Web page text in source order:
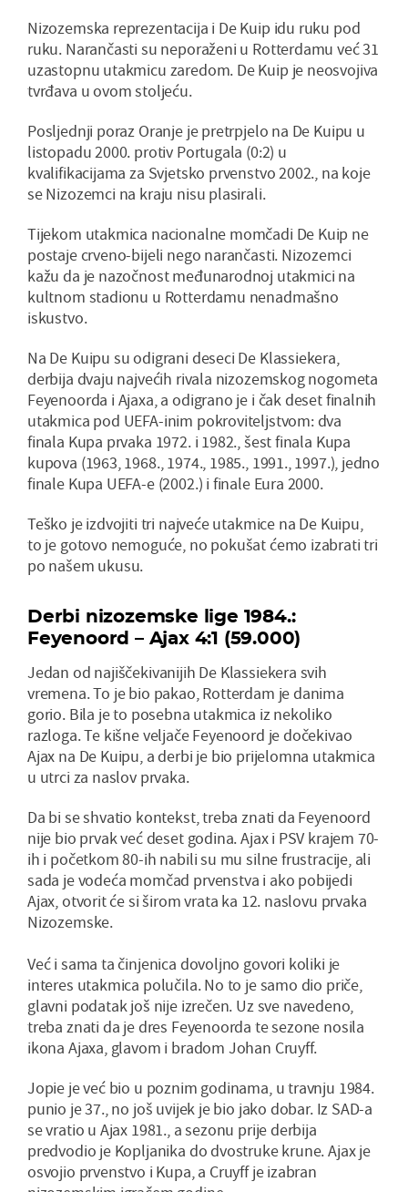
Nizozemska reprezentacija i De Kuip idu ruku pod
ruku. Narančasti su neporaženi u Rotterdamu već 31
uzastopnu utakmicu zaredom. De Kuip je neosvojiva
tvrđava u ovom stoljeću.
Posljednji poraz Oranje je pretrpjelo na De Kuipu u
listopadu 2000. protiv Portugala (0:2) u
kvalifikacijama za Svjetsko prvenstvo 2002., na koje
se Nizozemci na kraju nisu plasirali.
Tijekom utakmica nacionalne momčadi De Kuip ne
postaje crveno-bijeli nego narančasti. Nizozemci
kažu da je nazočnost međunarodnoj utakmici na
kultnom stadionu u Rotterdamu nenadmašno
iskustvo.
Na De Kuipu su odigrani deseci De Klassiekera,
derbija dvaju najvećih rivala nizozemskog nogometa
Feyenoorda i Ajaxa, a odigrano je i čak deset finalnih
utakmica pod UEFA-inim pokroviteljstvom: dva
finala Kupa prvaka 1972. i 1982., šest finala Kupa
kupova (1963, 1968., 1974., 1985., 1991., 1997.), jedno
finale Kupa UEFA-e (2002.) i finale Eura 2000.
Teško je izdvojiti tri najveće utakmice na De Kuipu,
to je gotovo nemoguće, no pokušat ćemo izabrati tri
po našem ukusu.
Derbi nizozemske lige 1984.:
Feyenoord – Ajax 4:1 (59.000)
Jedan od najiščekivanijih De Klassiekera svih
vremena. To je bio pakao, Rotterdam je danima
gorio. Bila je to posebna utakmica iz nekoliko
razloga. Te kišne veljače Feyenoord je dočekivao
Ajax na De Kuipu, a derbi je bio prijelomna utakmica
u utrci za naslov prvaka.
Da bi se shvatio kontekst, treba znati da Feyenoord
nije bio prvak već deset godina. Ajax i PSV krajem 70-
ih i početkom 80-ih nabili su mu silne frustracije, ali
sada je vodeća momčad prvenstva i ako pobijedi
Ajax, otvorit će si širom vrata ka 12. naslovu prvaka
Nizozemske.
Već i sama ta činjenica dovoljno govori koliki je
interes utakmica polučila. No to je samo dio priče,
glavni podatak još nije izrečen. Uz sve navedeno,
treba znati da je dres Feyenoorda te sezone nosila
ikona Ajaxa, glavom i bradom Johan Cruyff.
Jopie je već bio u poznim godinama, u travnju 1984.
punio je 37., no još uvijek je bio jako dobar. Iz SAD-a
se vratio u Ajax 1981., a sezonu prije derbija
predvodio je Kopljanika do dvostruke krune. Ajax je
osvojio prvenstvo i Kupa, a Cruyff je izabran